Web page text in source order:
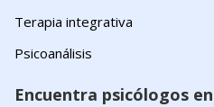
Terapia integrativa
Psicoanálisis
Encuentra psicólogos en